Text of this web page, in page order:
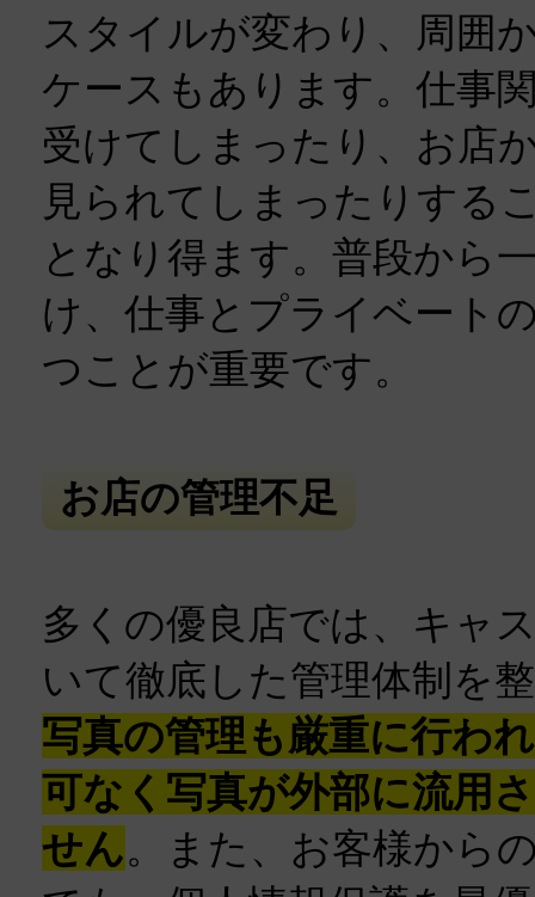
スタイルが変わり、周囲
ケースもあります。仕事
受けてしまったり、お店
見られてしまったりする
となり得ます。普段から
け、仕事とプライベート
つことが重要です。
お店の管理不足
多くの優良店では、キャ
いて徹底した管理体制を
写真の管理も厳重に行わ
可なく写真が外部に流用
せん。また、お客様から